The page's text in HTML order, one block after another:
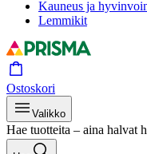
Kauneus ja
Lemmikit
Ostoskori
Valikko
Hae tuotteita – aina halvat